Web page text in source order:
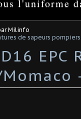
l'uniforme
Milinfo
de sapeurs pompiers
EPC